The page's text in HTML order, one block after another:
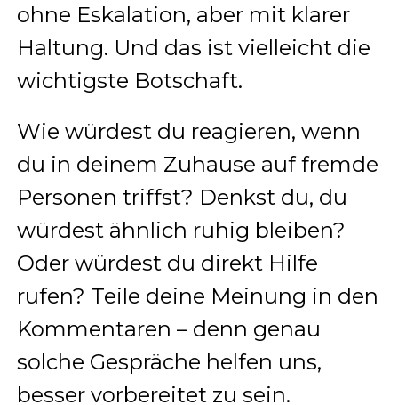
ohne Eskalation, aber mit klarer
Haltung. Und das ist vielleicht die
wichtigste Botschaft.
Wie würdest du reagieren, wenn
du in deinem Zuhause auf fremde
Personen triffst? Denkst du, du
würdest ähnlich ruhig bleiben?
Oder würdest du direkt Hilfe
rufen? Teile deine Meinung in den
Kommentaren – denn genau
solche Gespräche helfen uns,
besser vorbereitet zu sein.